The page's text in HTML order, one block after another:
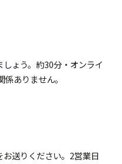
ょう。約30分・オンライ
ありません。
送りください。2営業日